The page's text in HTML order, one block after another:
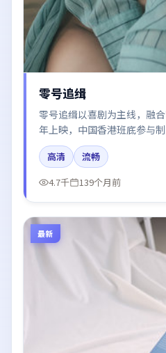
零号追缉
零号追缉以喜剧为主线，融
年上映，中国香港班底参与
枫、谭卓在片中呈现细腻表
剪辑强化了情绪曲线。
高清
流畅
4.7千
139个月前
最新